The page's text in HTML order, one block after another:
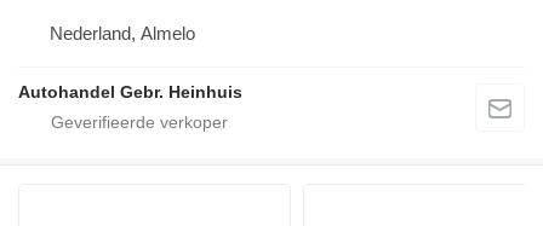
Nederland, Almelo
Autohandel Gebr. Heinhuis